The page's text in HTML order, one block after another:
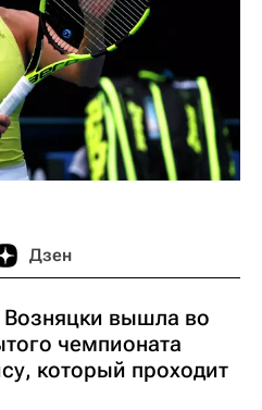
Дзен
вышла во
чемпионата
который проходит